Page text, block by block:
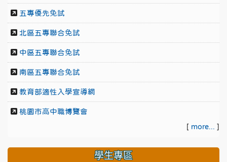
五專優先免試
北區五專聯合免試
中區五專聯合免試
南區五專聯合免試
教育部適性入學宣導網
桃園市高中職博覽會
[ more... ]
學生專區